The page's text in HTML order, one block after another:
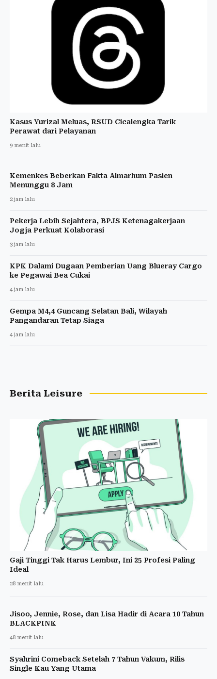
Kasus Yurizal Meluas, RSUD Cicalengka Tarik
Perawat dari Pelayanan
9 menit lalu
Kemenkes Beberkan Fakta Almarhum Pasien
Menunggu 8 Jam
2 jam lalu
Pekerja Lebih Sejahtera, BPJS Ketenagakerjaan
Jogja Perkuat Kolaborasi
3 jam lalu
KPK Dalami Dugaan Pemberian Uang Blueray Cargo
ke Pegawai Bea Cukai
4 jam lalu
Gempa M4,4 Guncang Selatan Bali, Wilayah
Pangandaran Tetap Siaga
4 jam lalu
Berita Leisure
Gaji Tinggi Tak Harus Lembur, Ini 25 Profesi Paling
Ideal
28 menit lalu
Jisoo, Jennie, Rose, dan Lisa Hadir di Acara 10 Tahun
BLACKPINK
48 menit lalu
Syahrini Comeback Setelah 7 Tahun Vakum, Rilis
Single Kau Yang Utama